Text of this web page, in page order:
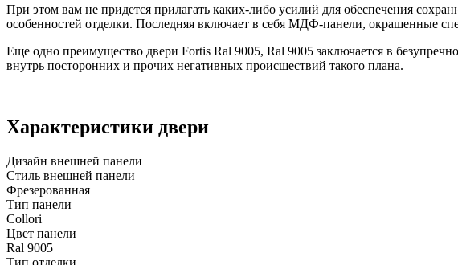
При этом вам не придется прилагать каких-либо усилий для обеспечения
особенностей отделки. Последняя включает в себя МДФ-панели, окрашенные
Еще одно преимущество двери Fortis Ral 9005, Ral 9005 заключается в
внутрь посторонних и прочих негативных происшествий такого плана.
Характеристики двери
Дизайн внешней панели
Стиль внешней панели
Фрезерованная
Тип панели
Collori
Цвет панели
Ral 9005
Тип отделки